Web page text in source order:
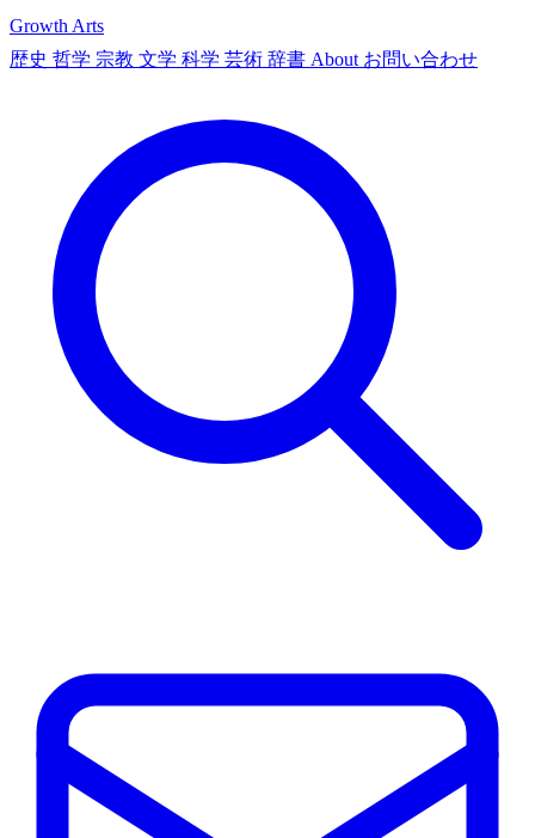
Growth Arts
歴史 哲学 宗教 文学 科学 芸術 辞書 About お問い合わせ